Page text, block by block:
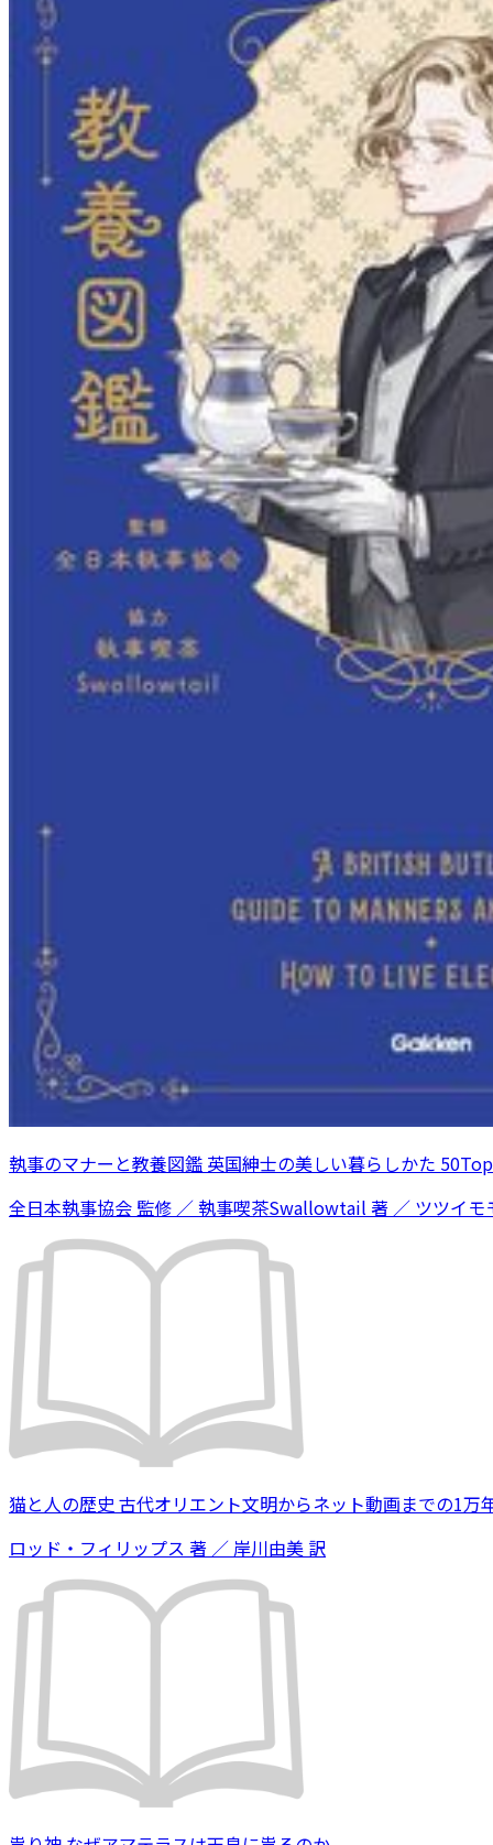
執事のマナーと教養図鑑 英国紳士の美しい暮らしかた
全日本執事協会 監修 ／ 執事喫茶Swallowtail 著 ／ ツツイ
猫と人の歴史 古代オリエント文明からネット動画までの1万
ロッド・フィリップス 著 ／ 岸川由美 訳